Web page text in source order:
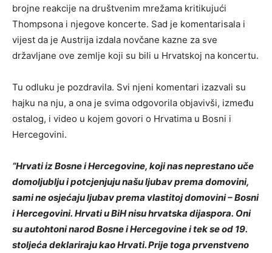
brojne reakcije na društvenim mrežama kritikujući
Thompsona i njegove koncerte. Sad je komentarisala i
vijest da je Austrija izdala novčane kazne za sve
državljane ove zemlje koji su bili u Hrvatskoj na koncertu.
Tu odluku je pozdravila. Svi njeni komentari izazvali su
hajku na nju, a ona je svima odgovorila objavivši, između
ostalog, i video u kojem govori o Hrvatima u Bosni i
Hercegovini.
“Hrvati iz Bosne i Hercegovine, koji nas neprestano uče
domoljublju i potcjenjuju našu ljubav prema domovini,
sami ne osjećaju ljubav prema vlastitoj domovini – Bosni
i Hercegovini. Hrvati u BiH nisu hrvatska dijaspora. Oni
su autohtoni narod Bosne i Hercegovine i tek se od 19.
stoljeća deklariraju kao Hrvati. Prije toga prvenstveno